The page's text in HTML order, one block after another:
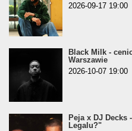
2026-09-17 19:00
Black Milk -
Warszawie
2026-10-07 19:00
Peja x DJ Decks
Legalu?"